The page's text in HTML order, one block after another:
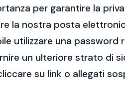
per garantire la
la nostra posta
utilizzare una password
un ulteriore strato di
su link o allegati